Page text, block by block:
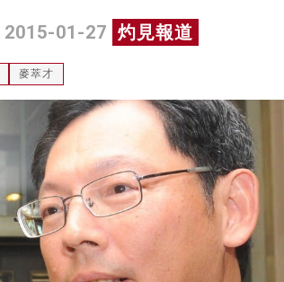
2015-01-27 灼見報道
麥萃才